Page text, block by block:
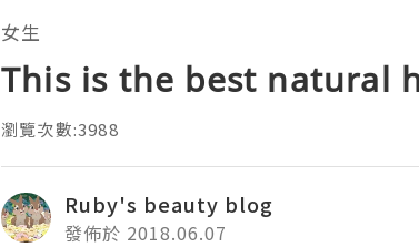
女生
This is the best natural
瀏覽次數:3988
Ruby's beauty blog
發佈於 2018.06.07